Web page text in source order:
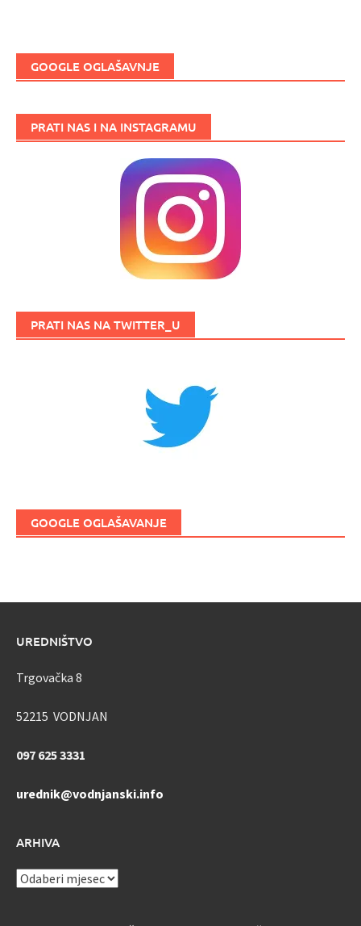
GOOGLE OGLAŠAVNJE
PRATI NAS I NA INSTAGRAMU
PRATI NAS NA TWITTER_U
GOOGLE OGLAŠAVANJE
UREDNIŠTVO
Trgovačka 8
52215 VODNJAN
097 625 3331
urednik@vodnjanski.info
ARHIVA
ARHIVA